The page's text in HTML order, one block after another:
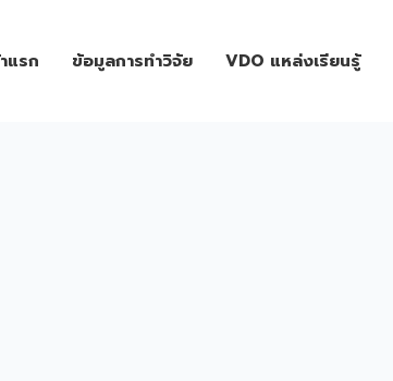
แรก ข้อมูลการทำวิจัย VDO แหล่งเรียนรู้